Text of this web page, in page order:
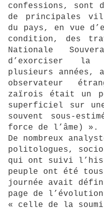
confessions, sont
de principales
du pays, en vue
condition, des
Nationale
d’exorciser la
plusieurs
observateur
zaïrois était un
superficiel sur
souvent sous-
force de l’âme) ».
De nombreux
politologues,
qui ont suivi
peuple ont été
journée avait
page de
« celle de la